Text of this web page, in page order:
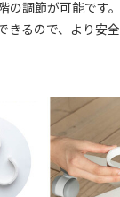
の調節が可能です
きるので、より安